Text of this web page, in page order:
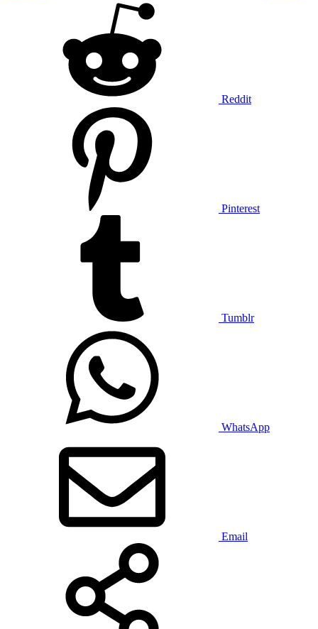
Reddit
Pinterest
Tumblr
WhatsApp
Email